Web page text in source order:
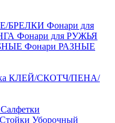
БРЕЛКИ Фонари для
Фонари для РУЖЬЯ
Фонари РАЗНЫЕ
КЛЕЙ/СКОТЧ/ПЕНА/
Салфетки
Уборочный